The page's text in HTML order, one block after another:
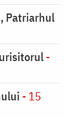
Patriarhul
-
- 15